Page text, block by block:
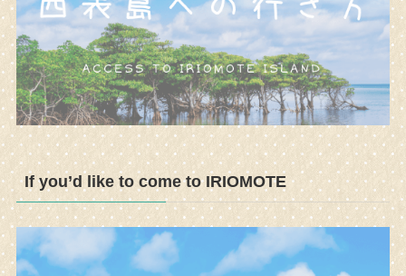
If you’d like to come to IRIOMOTE